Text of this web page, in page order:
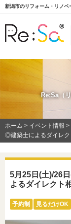
新潟市のリフォーム・リノ
Re;Sa（
ホーム > イベント情報 >
◎建築士によるダイレク
5月25日(土)/26
よるダイレクト
予約制 見るだけOK